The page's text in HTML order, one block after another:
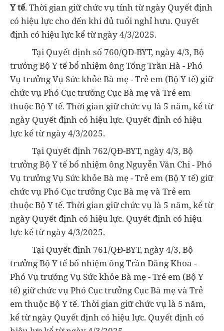
Y tế. Thời gian giữ chức vụ tính từ ngày Quyết định
có hiệu lực cho đến khi đủ tuổi nghỉ hưu. Quyết
định có hiệu lực kể từ ngày 4/3/2025.
Tại Quyết định số 760/QĐ-BYT, ngày 4/3, Bộ
trưởng Bộ Y tế bổ nhiệm ông Tống Trần Hà - Phó
Vụ trưởng Vụ Sức khỏe Bà mẹ - Trẻ em (Bộ Y tế) giữ
chức vụ Phó Cục trưởng Cục Bà mẹ và Trẻ em
thuộc Bộ Y tế. Thời gian giữ chức vụ là 5 năm, kể từ
ngày Quyết định có hiệu lực. Quyết định có hiệu
lực kể từ ngày 4/3/2025.
Tại Quyết định 762/QĐ-BYT, ngày 4/3, Bộ
trưởng Bộ Y tế bổ nhiệm ông Nguyễn Văn Chi - Phó
Vụ trưởng Vụ Sức khỏe Bà mẹ - Trẻ em (Bộ Y tế) giữ
chức vụ Phó Cục trưởng Cục Bà mẹ và Trẻ em
thuộc Bộ Y tế. Thời gian giữ chức vụ là 5 năm, kể từ
ngày Quyết định có hiệu lực. Quyết định có hiệu
lực kể từ ngày 4/3/2025.
Tại Quyết định 761/QĐ-BYT, ngày 4/3, Bộ
trưởng Bộ Y tế bổ nhiệm ông Trần Đăng Khoa -
Phó Vụ trưởng Vụ Sức khỏe Bà mẹ - Trẻ em (Bộ Y
tế) giữ chức vụ Phó Cục trưởng Cục Bà mẹ và Trẻ
em thuộc Bộ Y tế. Thời gian giữ chức vụ là 5 năm,
kể từ ngày Quyết định có hiệu lực. Quyết định có